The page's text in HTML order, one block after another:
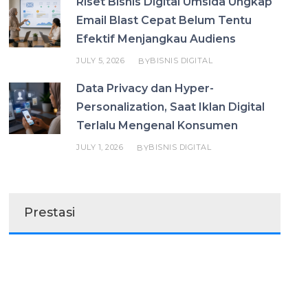
Email Blast Cepat Belum Tentu
Efektif Menjangkau Audiens
JULY 5, 2026 BYBISNIS DIGITAL
Data Privacy dan Hyper-
Personalization, Saat Iklan Digital
Terlalu Mengenal Konsumen
JULY 1, 2026 BYBISNIS DIGITAL
Prestasi